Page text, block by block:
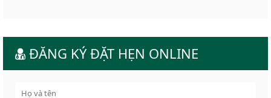
ĐĂNG KÝ ĐẶT HẸN ONLINE